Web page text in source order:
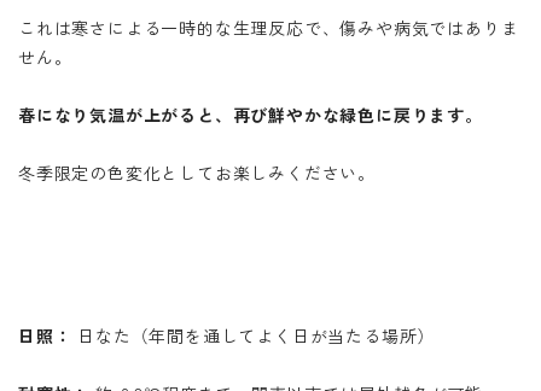
これは寒さによる一時的な生理反応で、傷みや病気ではありま
せん。
春になり気温が上がると、再び鮮やかな緑色に戻ります。
冬季限定の色変化としてお楽しみください。
日照： 日なた（年間を通してよく日が当たる場所）